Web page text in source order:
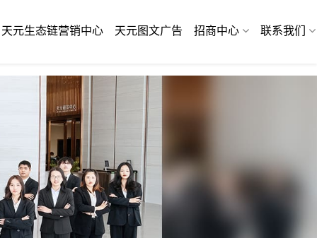
天元生态链营销中心 天元图文广告 招商中心 联系我们